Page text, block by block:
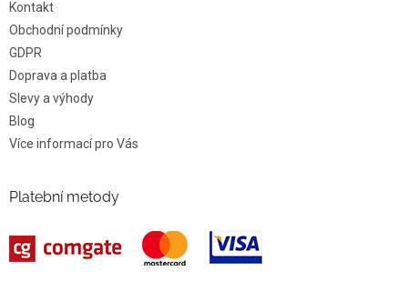
Kontakt
Obchodní podmínky
GDPR
Doprava a platba
Slevy a výhody
Blog
Více informací pro Vás
Platební metody